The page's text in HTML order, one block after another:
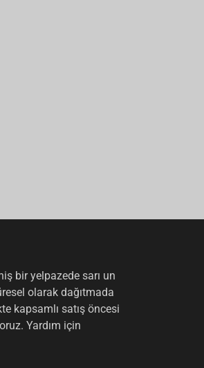
bir yelpazede sarı un
olarak dağıtmada
kapsamlı satış öncesi
Yardım için